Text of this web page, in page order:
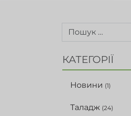
КАТЕГОРІЇ
Новини (1)
Таладж (24)